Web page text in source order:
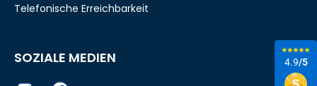
4.9/5
Telefonische Erreichbarkeit
SOZIALE MEDIEN